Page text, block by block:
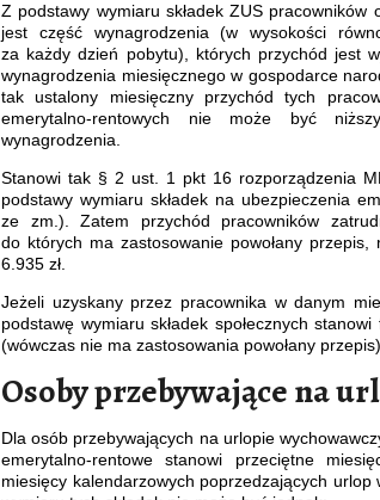
Z podstawy wymiaru składek ZUS
jest część wynagrodzenia (w wysokości
za każdy dzień pobytu), których przychód jest
wynagrodzenia miesięcznego w gospodarce
tak ustalony miesięczny przychód tych
emerytalno-rentowych nie może być
wynagrodzenia.
Stanowi tak § 2 ust. 1 pkt 16 rozporządzenia
podstawy wymiaru składek na ubezpieczenia
ze zm.). Zatem przychód pracowników
do których ma zastosowanie powołany
6.935 zł.
Jeżeli uzyskany przez pracownika w danym
podstawę wymiaru składek społecznych
(wówczas nie ma zastosowania powołany
Osoby przebywające na
Dla osób przebywających na urlopie
emerytalno-rentowe stanowi przeciętne
miesięcy kalendarzowych poprzedzających